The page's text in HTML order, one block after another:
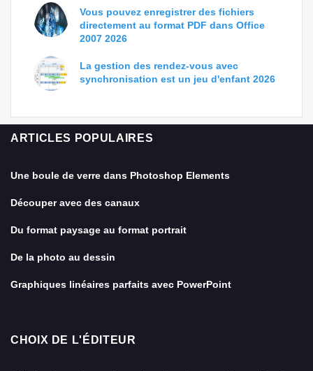
Vous pouvez enregistrer des fichiers
directement au format PDF dans Office
2007 2026
La gestion des rendez-vous avec
synchronisation est un jeu d'enfant 2026
ARTICLES POPULAIRES
Une boule de verre dans Photoshop Elements
Découper avec des canaux
Du format paysage au format portrait
De la photo au dessin
Graphiques linéaires parfaits avec PowerPoint
CHOIX DE L'ÉDITEUR